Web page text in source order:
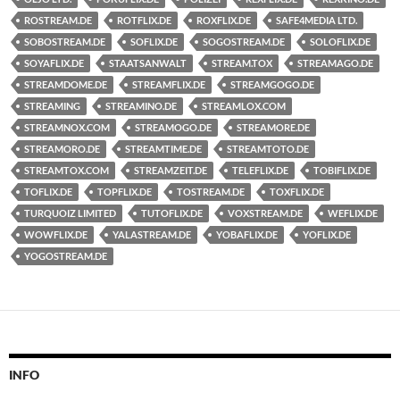
ROSTREAM.DE
ROTFLIX.DE ROXFLIX.DE
SAFE4MEDIA LTD.
SOBOSTREAM.DE
SOFLIX.DE SOGOSTREAM.DE
SOLOFLIX.DE
SOYAFLIX.DE
STAATSANWALT STREAM.TOX
STREAMAGO.DE
STREAMDOME.DE
STREAMFLIX.DE
STREAMGOGO.DE
STREAMING
STREAMINO.DE
STREAMLOX.COM
STREAMNOX.COM
STREAMOGO.DE
STREAMORE.DE
STREAMORO.DE
STREAMTIME.DE
STREAMTOTO.DE
STREAMTOX.COM
STREAMZEIT.DE TELEFLIX.DE
TOBIFLIX.DE
TOFLIX.DE
TOPFLIX.DE TOSTREAM.DE
TOXFLIX.DE
TURQUOIZ LIMITED
TUTOFLIX.DE VOXSTREAM.DE
WEFLIX.DE
WOWFLIX.DE
YALASTREAM.DE YOBAFLIX.DE
YOFLIX.DE
YOGOSTREAM.DE
INFO